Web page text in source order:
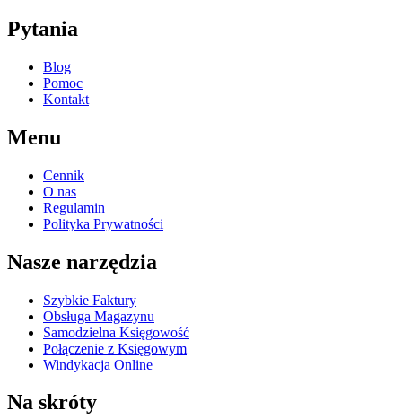
Pytania
Blog
Pomoc
Kontakt
Menu
Cennik
O nas
Regulamin
Polityka Prywatności
Nasze narzędzia
Szybkie Faktury
Obsługa Magazynu
Samodzielna Księgowość
Połączenie z Księgowym
Windykacja Online
Na skróty